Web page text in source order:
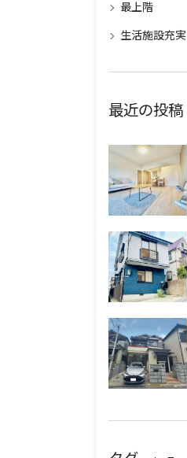
最上階
生活施設充実
最近の投稿